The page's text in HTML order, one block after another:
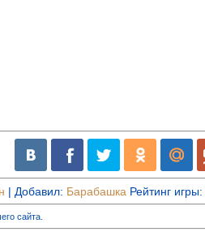
| Добавил: Барабашка Рейтинг игры:
сайта.